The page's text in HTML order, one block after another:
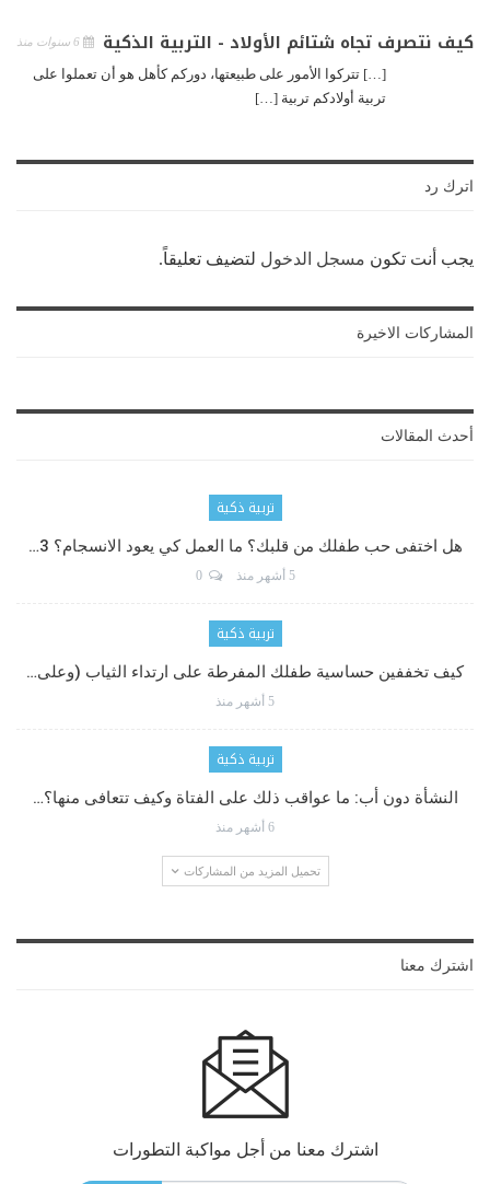
كيف نتصرف تجاه شتائم الأولاد - التربية الذكية
[…] تتركوا الأمور على طبيعتها، دوركم كأهل هو أن تعملوا على
تربية أولادكم تربية […]
اترك رد
يجب أنت تكون مسجل الدخول لتضيف تعليقاً.
المشاركات الاخيرة
أحدث المقالات
تربية ذكية
هل اختفى حب طفلك من قلبك؟ ما العمل كي يعود الانسجام؟ 3…
5 أشهر منذ 0
تربية ذكية
كيف تخففين حساسية طفلك المفرطة على ارتداء الثياب (وعلى…
5 أشهر منذ
تربية ذكية
النشأة دون أب: ما عواقب ذلك على الفتاة وكيف تتعافى منها؟…
6 أشهر منذ
تحميل المزيد من المشاركات
اشترك معنا
اشترك معنا من أجل مواكبة التطورات